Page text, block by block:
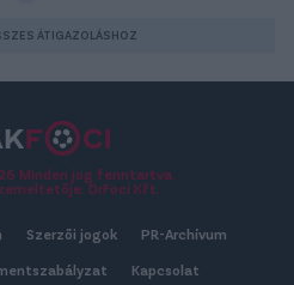
ÁTIGAZOLÁSHOZ
Minden jog fenntartva.
DrFoci Kft.
Szerzői jogok PR-Archívum
Kapcsolat